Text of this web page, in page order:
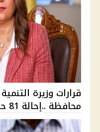
محافظة ..إحالة 81 حالة للنيابات...